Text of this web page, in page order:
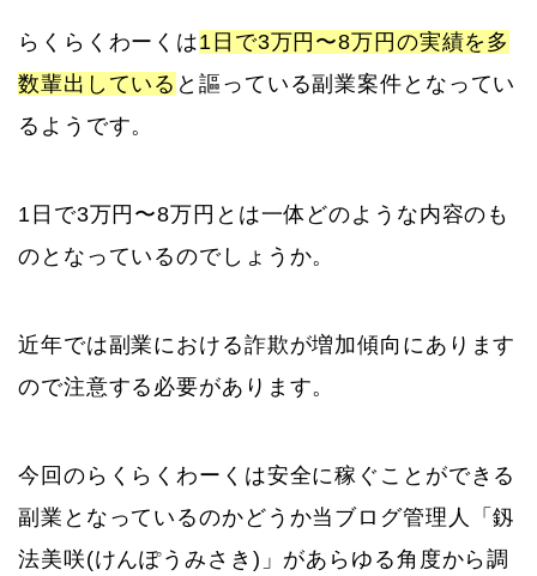
らくらくわーくは1日で3万円〜8万円の実績を多
数輩出している と謳っている副業案件となってい
るようです。
1日で3万円〜8万円とは一体どのような内容のも
のとなっているのでしょうか。
近年では副業における詐欺が増加傾向にあります
ので注意する必要があります。
今回のらくらくわーくは安全に稼ぐことができる
副業となっているのかどうか当ブログ管理人「釼
法美咲(けんぽうみさき)」があらゆる角度から調